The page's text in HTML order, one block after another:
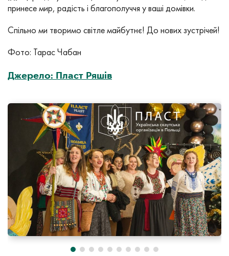
принесе мир, радість і благополуччя у ваші домівки.
Спільно ми творимо світле майбутнє! До нових зустрічей!
Фото: Тарас Чабан
Джерело: Пласт Ряшів